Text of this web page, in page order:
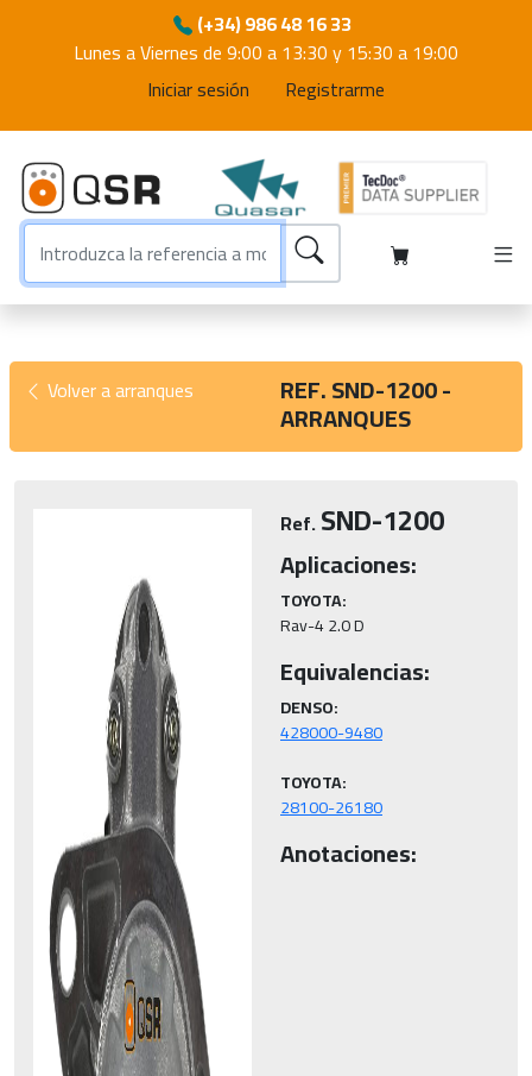
(+34) 986 48 16 33
Lunes a Viernes de 9:00 a 13:30 y 15:30 a 19:00
Iniciar sesión
Registrarme
Volver a arranques REF. SND-1200 -
ARRANQUES
Ref.SND-1200
Aplicaciones:
TOYOTA:
Rav-4 2.0 D
Equivalencias:
DENSO:
TOYOTA:
28100-26180
Anotaciones: